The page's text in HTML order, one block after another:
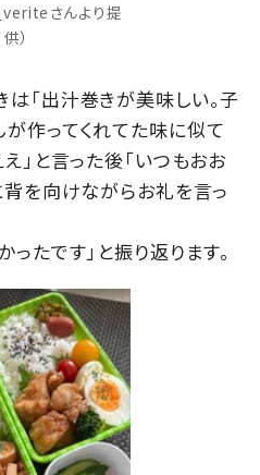
さんより提
供）
「出汁巻きが美味しい。子
作ってくれてた味に似て
」と言った後「いつもおお
背を向けながらお礼を言っ
たです」と振り返ります。